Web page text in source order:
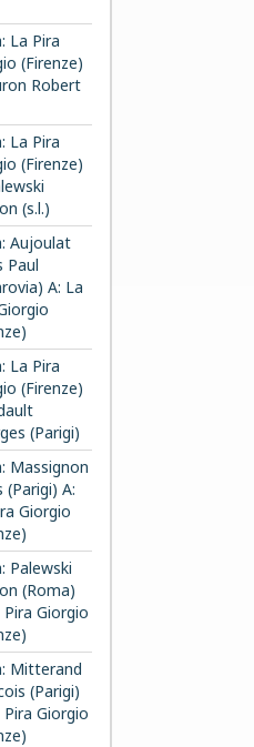
La Pira
(Firenze)
Robert
La Pira
(Firenze)
(s.l.)
Aujoulat
Paul
A: La
La Pira
(Firenze)
(Parigi)
Massignon
(Parigi) A:
Giorgio
Palewski
(Roma)
Pira Giorgio
Mitterand
(Parigi)
Pira Giorgio